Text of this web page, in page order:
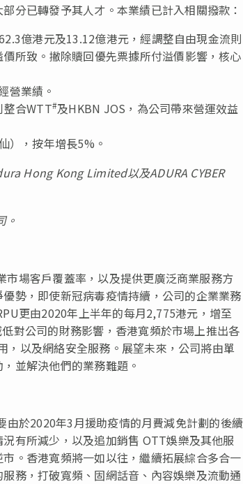
分已轉發予其人才。本業績已計入相關撥款：
億港元及13.12億港元，經調整自由現金流則
所致。撇除贖回優先票據所付溢價影響，核心
營業績。
整合WTT#及HKBN JOS，為公司帶來營運效益
），按年增長5%。
Hong Kong Limited以及ADURA CYBER
。
場客戶覆蓋率，以及提供更廣泛商業服務方
勢，即使新冠病毒疫情持續，公司的企業業務
更由2020年上半年的每月2,775港元，增至
對公司的財務影響，香港寬頻於市場上推出各
以及網絡安全服務。展望未來，公司將由單
並解決他們的業務難題。
於2020年3月援助疫情的月費減免計劃的後續
有所減少，以及追加銷售 OTT娛樂及其他服
。香港寬頻將一如以往，繼續拓展綜合多合一
務，打破寬頻、固網話音、內容娛樂及流動通